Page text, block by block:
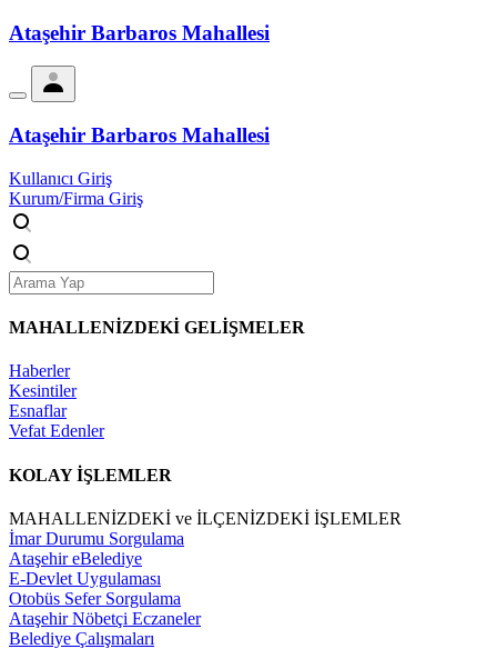
Ataşehir Barbaros Mahallesi
Ataşehir Barbaros Mahallesi
Kullanıcı Giriş
Kurum/Firma Giriş
MAHALLENİZDEKİ GELİŞMELER
Haberler
Kesintiler
Esnaflar
Vefat Edenler
KOLAY İŞLEMLER
MAHALLENİZDEKİ ve İLÇENİZDEKİ İŞLEMLER
İmar Durumu Sorgulama
Ataşehir eBelediye
E-Devlet Uygulaması
Otobüs Sefer Sorgulama
Ataşehir Nöbetçi Eczaneler
Belediye Çalışmaları